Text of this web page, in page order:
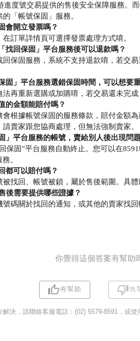
進度號交易提供的售後安全保障服務。
「帳號保固」服務。
會開立發票嗎？
訂單詳情頁可選擇發票處理方式唷。
「找回保固 」 平台服務後可以退款嗎？
回保固服務，系統不支持退款唷，若交
固 」 平台服務選錯保固時間，可以想要
再重新選購或加購唷，若交易還未完
的金額能賠付嗎？
會根據帳號保固的服務條款，賠付金額
賣家跟您協商處理，但無法強制賣家。
」 平台服務的帳號，賣給別人後出現問
保固”平台服務自動終 止。您可以在
。
都可以賠付嗎？
找回、帳號被鎖，屬於售後範圍。具體
後需要提供哪些證據？
碼關於找回的通知，或其他的賣家找回
你覺得這個答案有幫助
有幫助 無
解決，請聯絡客服電話：(02) 5579-8591，或使